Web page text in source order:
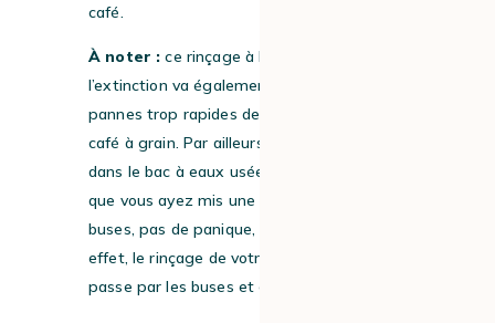
café.
À noter : ce rinçage à l’allumage et à
l’extinction va également venir prévenir les
pannes trop rapides de votre machine à
café à grain. Par ailleurs, s’il reste de l’eau
dans le bac à eaux usées, malgré le fait
que vous ayez mis une tasse sous les
buses, pas de panique, c’est normal. En
effet, le rinçage de votre machine à café
passe par les buses et en interne.